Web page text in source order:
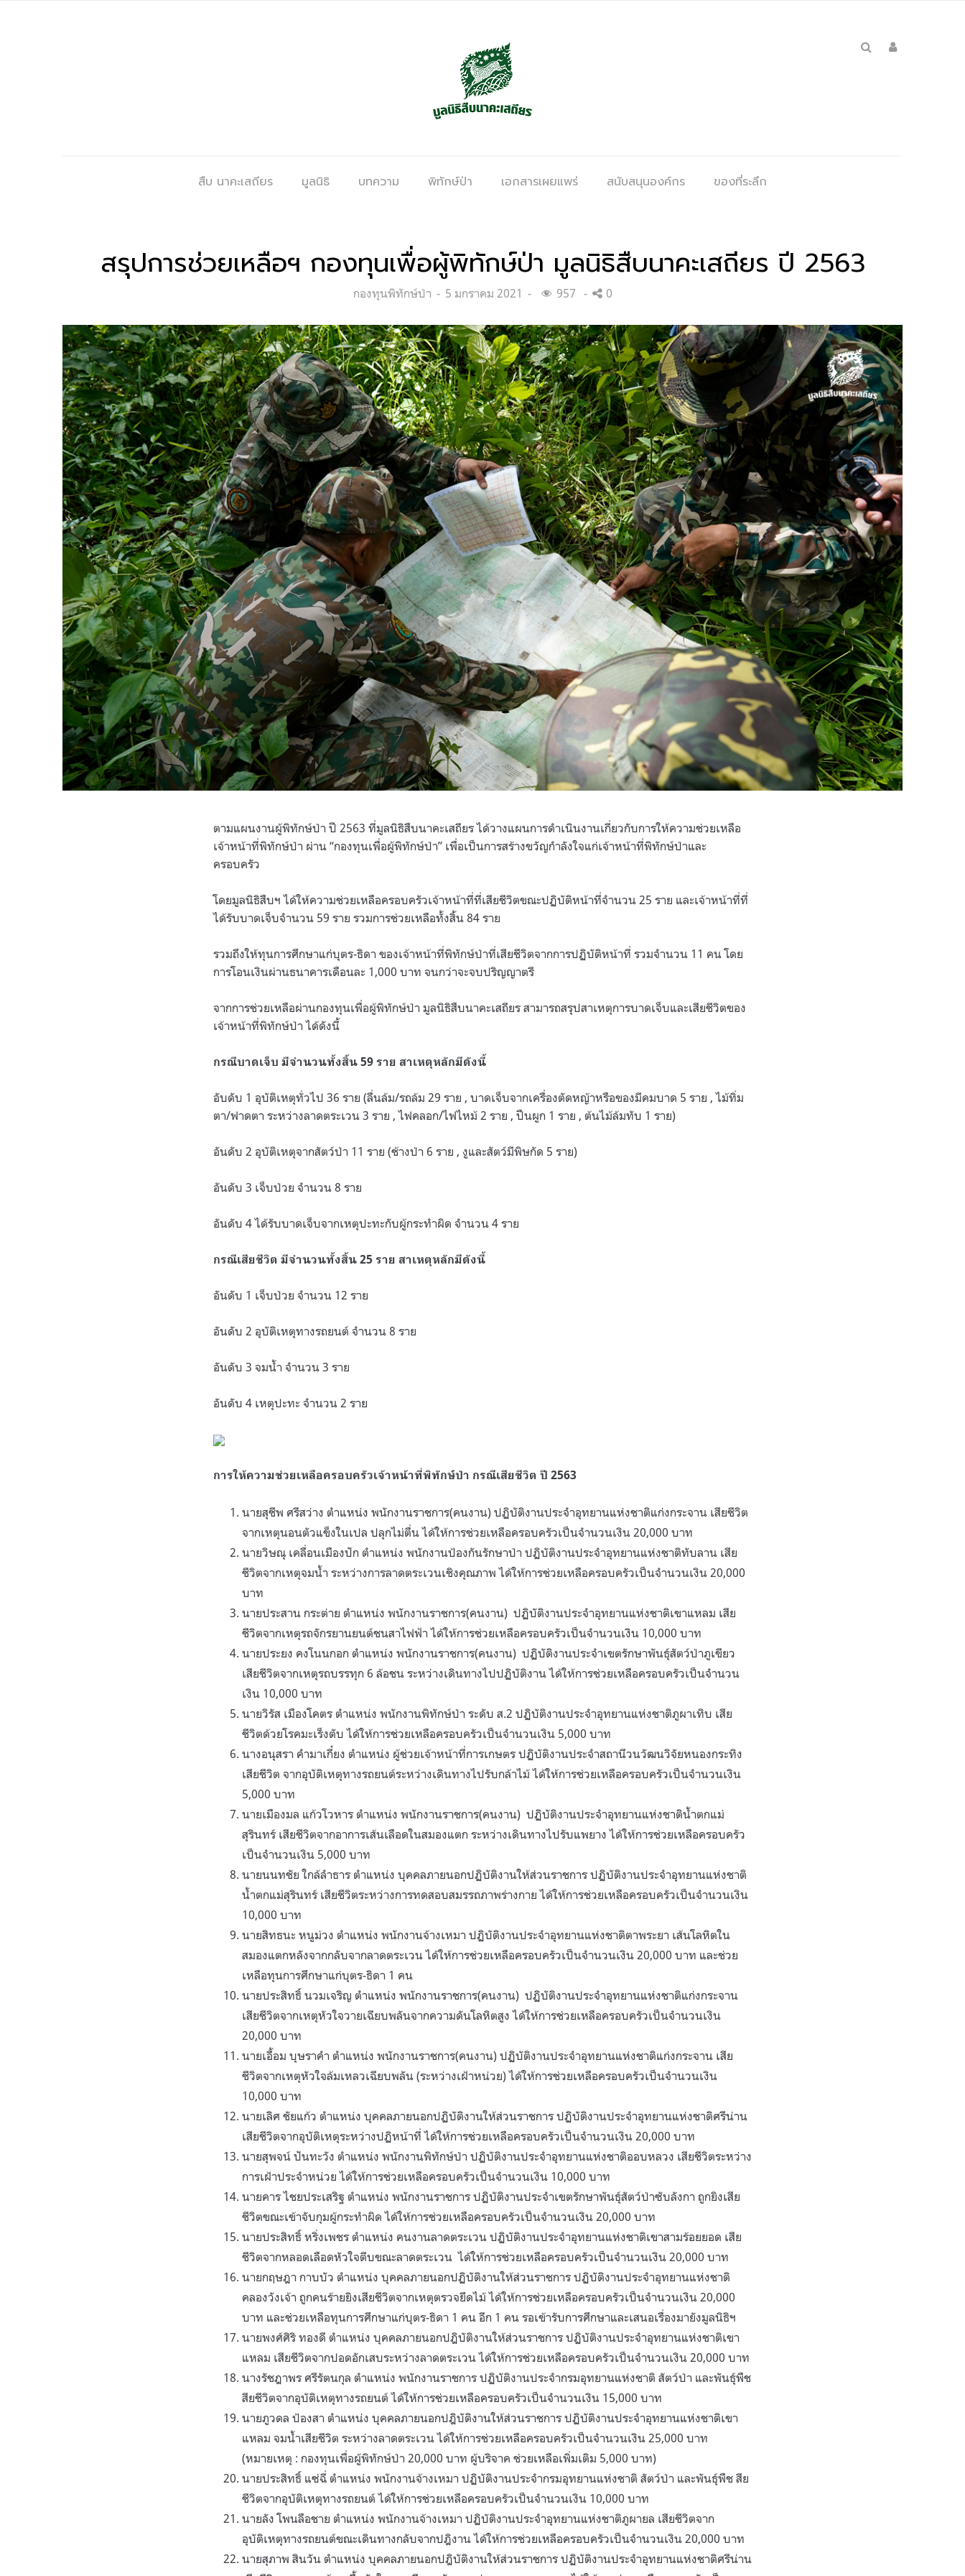
สืบ นาคะเสถียร มูลนิธิ บทความ พิทักษ์ป่า เอกสารเผยแพร่ สนับสนุนองค์กร ของที่ระลึก
สรุปการช่วยเหลือฯ กองทุนเพื่อผู้พิทักษ์ป่า มูลนิธิสืบนาคะเสถียร ปี 2563
Categories:
กองทุนพิทักษ์ป่า
Posted
5 มกราคม 2021 957 0
ตามแผนงานผู้พิทักษ์ป่า ปี 2563 ที่มูลนิธิสืบนาคะเสถียร ได้วางแผนการดำเนินงานเกี่ยวกับการให้ความช่วยเหลือ
เจ้าหน้าที่พิทักษ์ป่า ผ่าน “กองทุนเพื่อผู้พิทักษ์ป่า” เพื่อเป็นการสร้างขวัญกำลังใจแก่เจ้าหน้าที่พิทักษ์ป่าและ
ครอบครัว
โดยมูลนิธิสืบฯ ได้ให้ความช่วยเหลือครอบครัวเจ้าหน้าที่ที่เสียชีวิตขณะปฏิบัติหน้าที่จำนวน 25 ราย และเจ้าหน้าที่ที่
ได้รับบาดเจ็บจำนวน 59 ราย รวมการช่วยเหลือทั้งสิ้น 84 ราย
รวมถึงให้ทุนการศึกษาแก่บุตร-ธิดา ของเจ้าหน้าที่พิทักษ์ป่าที่เสียชีวิตจากการปฏิบัติหน้าที่ รวมจำนวน 11 คน โดย
การโอนเงินผ่านธนาคารเดือนละ 1,000 บาท จนกว่าจะจบปริญญาตรี
จากการช่วยเหลือผ่านกองทุนเพื่อผู้พิทักษ์ป่า มูลนิธิสืบนาคะเสถียร สามารถสรุปสาเหตุการบาดเจ็บและเสียชีวิตของ
เจ้าหน้าที่พิทักษ์ป่า ได้ดังนี้
กรณีบาดเจ็บ มีจำนวนทั้งสิ้น 59 ราย สาเหตุหลักมีดังนี้
อับดับ 1 อุบัติเหตุทั่วไป 36 ราย (ลื่นล้ม/รถล้ม 29 ราย , บาดเจ็บจากเครื่องตัดหญ้าหรือของมีคมบาด 5 ราย , ไม้ทิ่ม
ตา/ฟาดตา ระหว่างลาดตระเวน 3 ราย , ไฟคลอก/ไฟไหม้ 2 ราย , ปืนผูก 1 ราย , ต้นไม้ล้มทับ 1 ราย)
อันดับ 2 อุบัติเหตุจากสัตว์ป่า 11 ราย (ช้างป่า 6 ราย , งูและสัตว์มีพิษกัด 5 ราย)
อันดับ 3 เจ็บป่วย จำนวน 8 ราย
อันดับ 4 ได้รับบาดเจ็บจากเหตุปะทะกับผู้กระทำผิด จำนวน 4 ราย
กรณีเสียชีวิต มีจำนวนทั้งสิ้น 25 ราย สาเหตุหลักมีดังนี้
อันดับ 1 เจ็บป่วย จำนวน 12 ราย
อันดับ 2 อุบัติเหตุทางรถยนต์ จำนวน 8 ราย
อันดับ 3 จมน้ำ จำนวน 3 ราย
อันดับ 4 เหตุปะทะ จำนวน 2 ราย
การให้ความช่วยเหลือครอบครัวเจ้าหน้าที่พิทักษ์ป่า กรณีเสียชีวิต ปี 2563
นายสุชีพ ศรีสว่าง ตำแหน่ง พนักงานราชการ(คนงาน) ปฏิบัติงานประจำอุทยานแห่งชาติแก่งกระจาน เสียชีวิต
จากเหตุนอนตัวแข็งในเปล ปลุกไม่ตื่น ได้ให้การช่วยเหลือครอบครัวเป็นจำนวนเงิน 20,000 บาท
นายวิษณุ เคลื่อนเมืองปัก ตำแหน่ง พนักงานป้องกันรักษาป่า ปฏิบัติงานประจำอุทยานแห่งชาติทับลาน เสีย
ชีวิตจากเหตุจมน้ำ ระหว่างการลาดตระเวนเชิงคุณภาพ ได้ให้การช่วยเหลือครอบครัวเป็นจำนวนเงิน 20,000
บาท
นายประสาน กระต่าย ตำแหน่ง พนักงานราชการ(คนงาน) ปฏิบัติงานประจำอุทยานแห่งชาติเขาแหลม เสีย
ชีวิตจากเหตุรถจักรยานยนต์ชนสาไฟฟ้า ได้ให้การช่วยเหลือครอบครัวเป็นจำนวนเงิน 10,000 บาท
นายประยง คงโนนกอก ตำแหน่ง พนักงานราชการ(คนงาน) ปฏิบัติงานประจำเขตรักษาพันธุ์สัตว์ป่าภูเขียว
เสียชีวิตจากเหตุรถบรรทุก 6 ล้อชน ระหว่างเดินทางไปปฏิบัติงาน ได้ให้การช่วยเหลือครอบครัวเป็นจำนวน
เงิน 10,000 บาท
นายวิรัส เมืองโคตร ตำแหน่ง พนักงานพิทักษ์ป่า ระดับ ส.2 ปฏิบัติงานประจำอุทยานแห่งชาติภูผาเทิบ เสีย
ชีวิตด้วยโรคมะเร็งตับ ได้ให้การช่วยเหลือครอบครัวเป็นจำนวนเงิน 5,000 บาท
นางอนุสรา คำมาเกี๋ยง ตำแหน่ง ผู้ช่วยเจ้าหน้าที่การเกษตร ปฏิบัติงานประจำสถานีวนวัฒนวิจัยหนองกระทิง
เสียชีวิต จากอุบัติเหตุทางรถยนต์ระหว่างเดินทางไปรับกล้าไม้ ได้ให้การช่วยเหลือครอบครัวเป็นจำนวนเงิน
5,000 บาท
นายเมืองมล แก้วโวหาร ตำแหน่ง พนักงานราชการ(คนงาน) ปฏิบัติงานประจำอุทยานแห่งชาติน้ำตกแม่
สุรินทร์ เสียชีวิตจากอาการเส้นเลือดในสมองแตก ระหว่างเดินทางไปรับแพยาง ได้ให้การช่วยเหลือครอบครัว
เป็นจำนวนเงิน 5,000 บาท
นายนนทชัย ใกล้ลำธาร ตำแหน่ง บุคคลภายนอกปฏิบัติงานให้ส่วนราชการ ปฏิบัติงานประจำอุทยานแห่งชาติ
น้ำตกแม่สุรินทร์ เสียชีวิตระหว่างการทดสอบสมรรถภาพร่างกาย ได้ให้การช่วยเหลือครอบครัวเป็นจำนวนเงิน
10,000 บาท
นายสิทธนะ หนูม่วง ตำแหน่ง พนักงานจ้างเหมา ปฏิบัติงานประจำอุทยานแห่งชาติตาพระยา เส้นโลหิตใน
สมองแตกหลังจากกลับจากลาดตระเวน ได้ให้การช่วยเหลือครอบครัวเป็นจำนวนเงิน 20,000 บาท และช่วย
เหลือทุนการศึกษาแก่บุตร-ธิดา 1 คน
นายประสิทธิ์ นวมเจริญ ตำแหน่ง พนักงานราชการ(คนงาน) ปฏิบัติงานประจำอุทยานแห่งชาติแก่งกระจาน
เสียชีวิตจากเหตุหัวใจวายเฉียบพลันจากความดันโลหิตสูง ได้ให้การช่วยเหลือครอบครัวเป็นจำนวนเงิน
20,000 บาท
นายเอื้อม บุษราคำ ตำแหน่ง พนักงานราชการ(คนงาน) ปฏิบัติงานประจำอุทยานแห่งชาติแก่งกระจาน เสีย
ชีวิตจากเหตุหัวใจล้มเหลวเฉียบพลัน (ระหว่างเฝ้าหน่วย) ได้ให้การช่วยเหลือครอบครัวเป็นจำนวนเงิน
10,000 บาท
นายเลิศ ชัยแก้ว ตำแหน่ง บุคคลภายนอกปฏิบัติงานให้ส่วนราชการ ปฏิบัติงานประจำอุทยานแห่งชาติศรีน่าน
เสียชีวิตจากอุบัติเหตุระหว่างปฏิหน้าที่ ได้ให้การช่วยเหลือครอบครัวเป็นจำนวนเงิน 20,000 บาท
นายสุพจน์ ปันทะวัง ตำแหน่ง พนักงานพิทักษ์ป่า ปฏิบัติงานประจำอุทยานแห่งชาติออบหลวง เสียชีวิตระหว่าง
การเฝ้าประจำหน่วย ได้ให้การช่วยเหลือครอบครัวเป็นจำนวนเงิน 10,000 บาท
นายคาร ไชยประเสริฐ ตำแหน่ง พนักงานราชการ ปฏิบัติงานประจำเขตรักษาพันธุ์สัตว์ป่าซับลังกา ถูกยิงเสีย
ชีวิตขณะเข้าจับกุมผู้กระทำผิด ได้ให้การช่วยเหลือครอบครัวเป็นจำนวนเงิน 20,000 บาท
นายประสิทธิ์ หริ่งเพชร ตำแหน่ง คนงานลาดตระเวน ปฏิบัติงานประจำอุทยานแห่งชาติเขาสามร้อยยอด เสีย
ชีวิตจากหลอดเลือดหัวใจตีบขณะลาดตระเวน ได้ให้การช่วยเหลือครอบครัวเป็นจำนวนเงิน 20,000 บาท
นายกฤษฎา กาบบัว ตำแหน่ง บุคคลภายนอกปฏิบัติงานให้ส่วนราชการ ปฏิบัติงานประจำอุทยานแห่งชาติ
คลองวังเจ้า ถูกคนร้ายยิงเสียชีวิตจากเหตุตรวจยึดไม้ ได้ให้การช่วยเหลือครอบครัวเป็นจำนวนเงิน 20,000
บาท และช่วยเหลือทุนการศึกษาแก่บุตร-ธิดา 1 คน อีก 1 คน รอเข้ารับการศึกษาและเสนอเรื่องมายังมูลนิธิฯ
นายพงศ์ศิริ ทองดี ตำแหน่ง บุคคลภายนอกปฎิบัติงานให้ส่วนราชการ ปฏิบัติงานประจำอุทยานแห่งชาติเขา
แหลม เสียชีวิตจากปอดอักเสบระหว่างลาดตระเวน ได้ให้การช่วยเหลือครอบครัวเป็นจำนวนเงิน 20,000 บาท
นางรัชฎาพร ศรีรัตนกุล ตำแหน่ง พนักงานราชการ ปฏิบัติงานประจำกรมอุทยานแห่งชาติ สัตว์ป่า และพันธุ์พืช
สียชีวิตจากอุบัติเหตุทางรถยนต์ ได้ให้การช่วยเหลือครอบครัวเป็นจำนวนเงิน 15,000 บาท
นายภูวดล ป้องสา ตำแหน่ง บุคคลภายนอกปฎิบัติงานให้ส่วนราชการ ปฏิบัติงานประจำอุทยานแห่งชาติเขา
แหลม จมน้ำเสียชีวิต ระหว่างลาดตระเวน ได้ให้การช่วยเหลือครอบครัวเป็นจำนวนเงิน 25,000 บาท
(หมายเหตุ : กองทุนเพื่อผู้พิทักษ์ป่า 20,000 บาท ผู้บริจาค ช่วยเหลือเพิ่มเติม 5,000 บาท)
นายประสิทธิ์ แซ่ฉี่ ตำแหน่ง พนักงานจ้างเหมา ปฏิบัติงานประจำกรมอุทยานแห่งชาติ สัตว์ป่า และพันธุ์พืช สีย
ชีวิตจากอุบัติเหตุทางรถยนต์ ได้ให้การช่วยเหลือครอบครัวเป็นจำนวนเงิน 10,000 บาท
นายลัง โพนลือชาย ตำแหน่ง พนักงานจ้างเหมา ปฏิบัติงานประจำอุทยานแห่งชาติภูผายล เสียชีวิตจาก
อุบัติเหตุทางรถยนต์ขณะเดินทางกลับจากปฎิงาน ได้ให้การช่วยเหลือครอบครัวเป็นจำนวนเงิน 20,000 บาท
นายสุภาพ สินวัน ตำแหน่ง บุคคลภายนอกปฎิบัติงานให้ส่วนราชการ ปฏิบัติงานประจำอุทยานแห่งชาติศรีน่าน